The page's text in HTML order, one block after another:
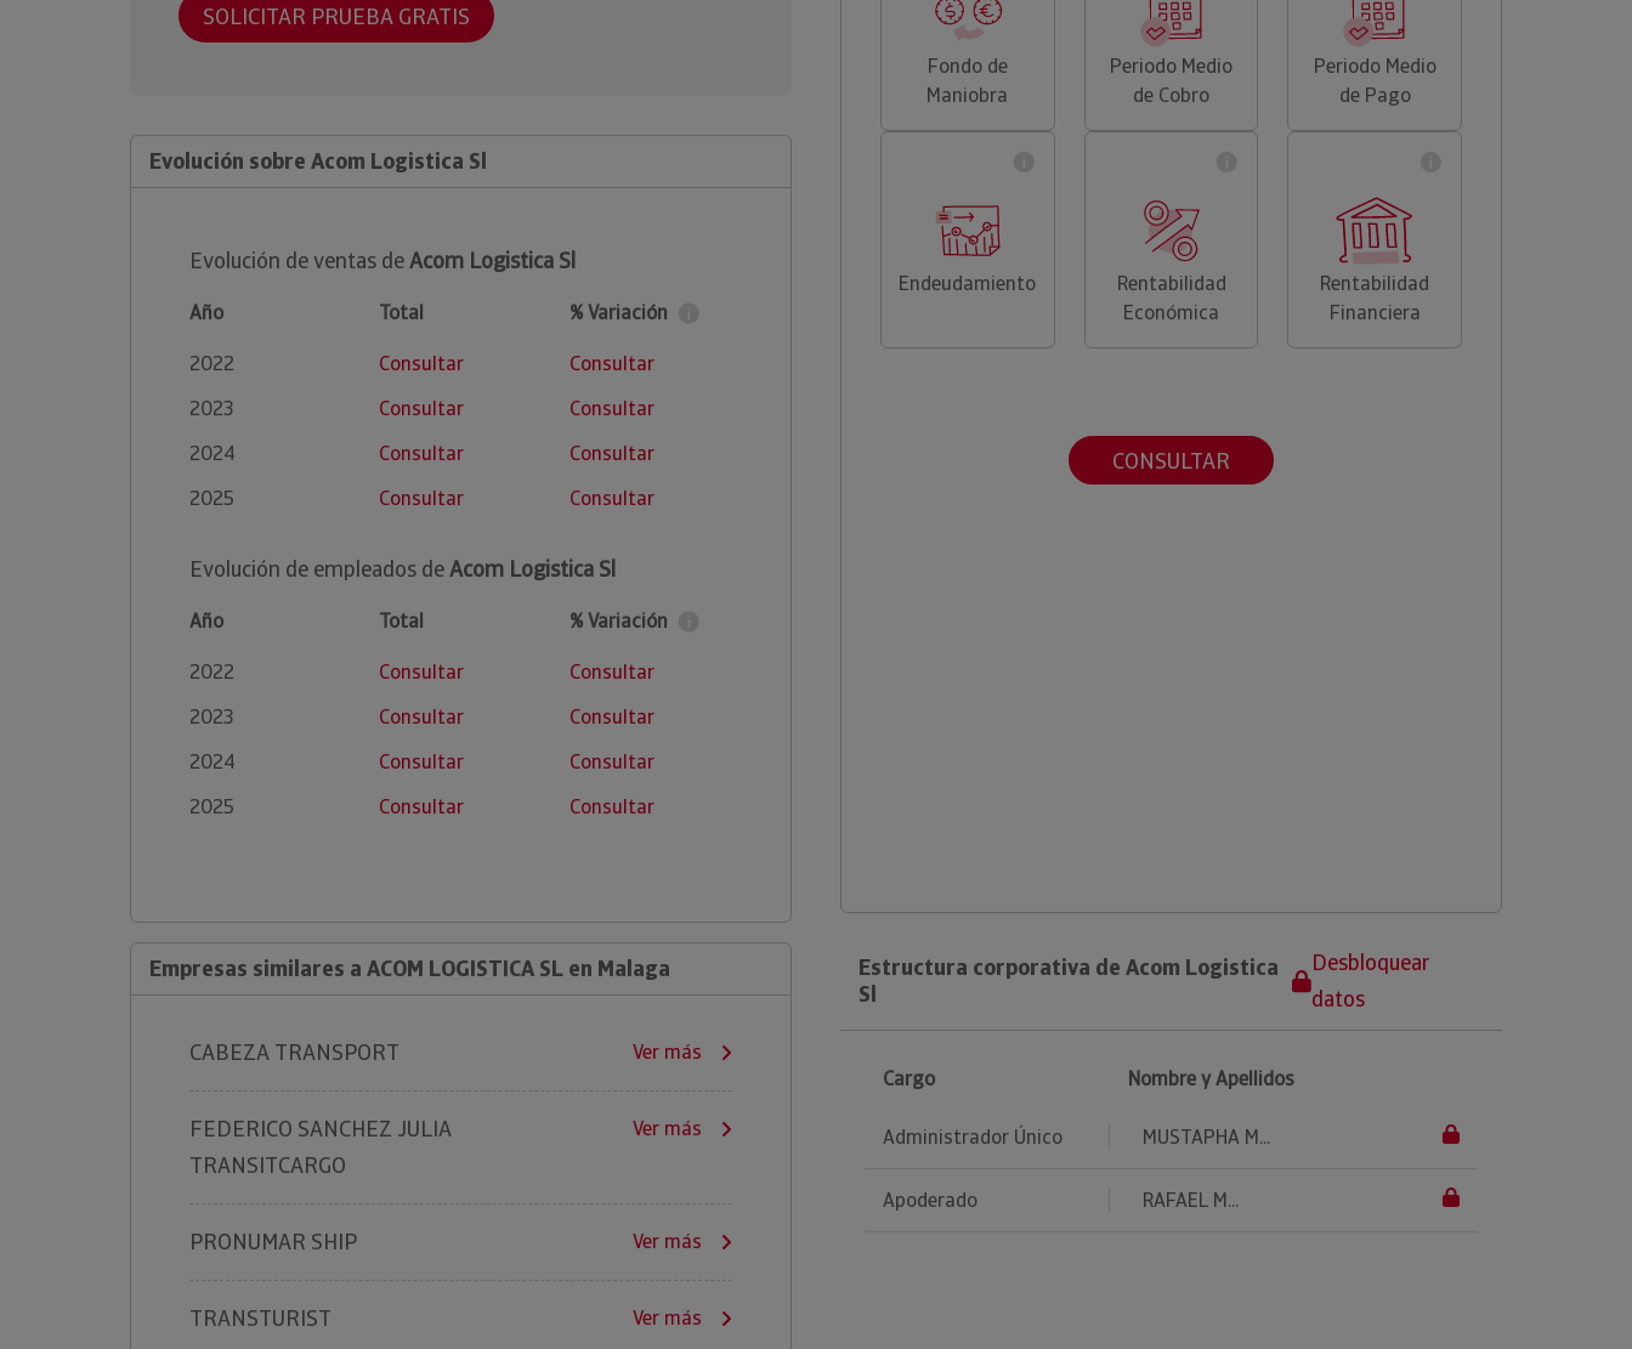
SOLICITAR PRUEBA GRATIS
Evolución sobre Acom Logistica Sl
Evolución de ventas deAcom Logistica Sl
Año Total
% Variación
2022
Consultar
Consultar
2023
Consultar
Consultar
2024
Consultar
Consultar
2025
Consultar Consultar
Evolución de empleados deAcom Logistica Sl
Año Total
% Variación
2022
Consultar
Consultar
2023
Consultar
Consultar
2024
Consultar
Consultar
2025
Consultar Consultar
Empresas similares a ACOM LOGISTICA SL en Malaga
CABEZA TRANSPORT Ver más
FEDERICO SANCHEZ JULIA
TRANSITCARGO
Ver más
PRONUMAR SHIP Ver más
TRANSTURIST Ver más
Fondo de
Maniobra
Periodo Medio
de Cobro
Periodo Medio
de Pago
Endeudamiento
Rentabilidad
Económica
Rentabilidad
Financiera
CONSULTAR
Estructura corporativa de Acom Logistica
Sl
Desbloquear
datos
Cargo Nombre y Apellidos
Administrador Único MUSTAPHA M...
Apoderado RAFAEL M...